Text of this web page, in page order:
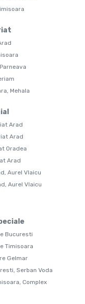
Mehala
Arad
Arad
Oradea
Arad
Aurel Vlaicu
Aurel Vlaicu
Bucuresti
Timisoara
Gelmar
Serban Voda
Complex